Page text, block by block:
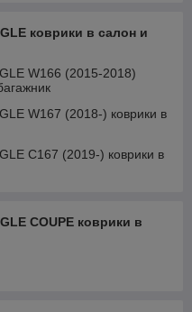
коврики в салон и
W166 (2015-2018)
W167 (2018-) коврики в
С167 (2019-) коврики в
COUPE коврики в